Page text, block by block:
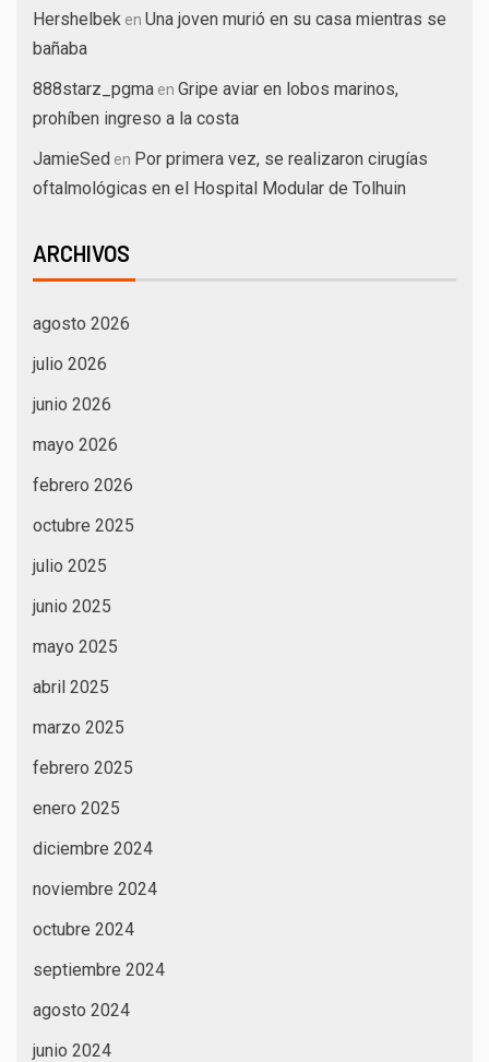
Hershelbek en Una joven murió en su casa mientras se
bañaba
888starz_pgma en Gripe aviar en lobos marinos,
prohíben ingreso a la costa
JamieSed en Por primera vez, se realizaron cirugías
oftalmológicas en el Hospital Modular de Tolhuin
ARCHIVOS
agosto 2026
julio 2026
junio 2026
mayo 2026
febrero 2026
octubre 2025
julio 2025
junio 2025
mayo 2025
abril 2025
marzo 2025
febrero 2025
enero 2025
diciembre 2024
noviembre 2024
octubre 2024
septiembre 2024
agosto 2024
junio 2024